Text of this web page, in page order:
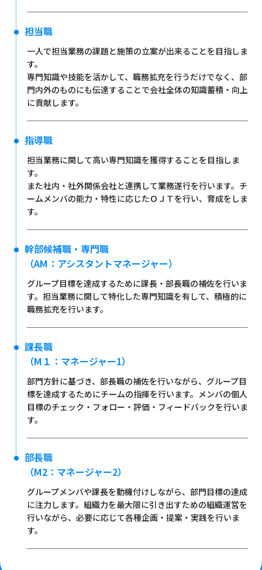
担当職
一人で担当業務の課題と施策の立案が出来ることを目指しま
す。
専門知識や技能を活かして、職務拡充を行うだけでなく、部
門内外のものにも伝達することで会社全体の知識蓄積・向上
に貢献します。
指導職
担当業務に関して高い専門知識を獲得することを目指しま
す。
また社内・社外関係会社と連携して業務遂行を行います。チ
ームメンバの能力・特性に応じたＯＪＴを行い、育成をしま
す。
幹部候補職・専門職
（AM：アシスタントマネージャー）
グループ目標を達成するために課長・部長職の補佐を行いま
す。担当業務に関して特化した専門知識を有して、積極的に
職務拡充を行います。
課長職
（M１：マネージャー1）
部門方針に基づき、部長職の補佐を行いながら、グループ目
標を達成するためにチームの指揮を行います。メンバの個人
目標のチェック・フォロー・評価・フィードバックを行いま
す。
部長職
（M2：マネージャー2）
グループメンバや課長を動機付けしながら、部門目標の達成
に注力します。組織力を最大限に引き出すための組織運営を
行いながら、必要に応じて各種企画・提案・実践を行いま
す。